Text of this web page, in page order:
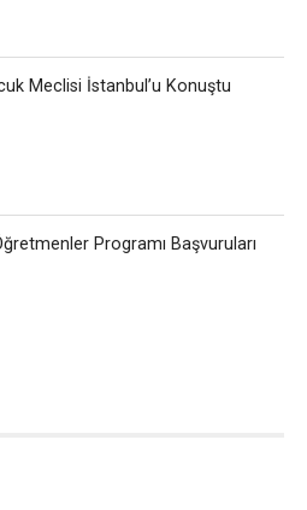
Meclisi İstanbul’u Konuştu
Programı Başvuruları